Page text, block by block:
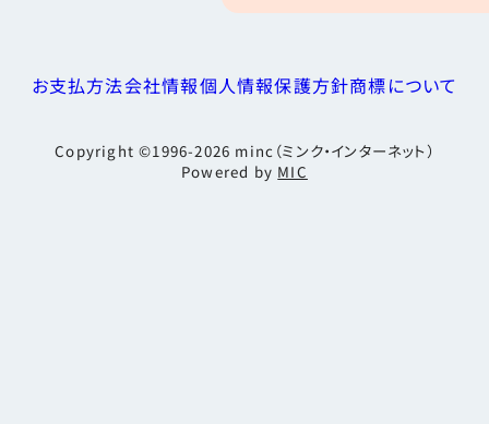
お支払方法会社情報個人情報保護方針商標について
Copyright ©1996-2026 minc（ミンク・インターネット）
Powered by MIC